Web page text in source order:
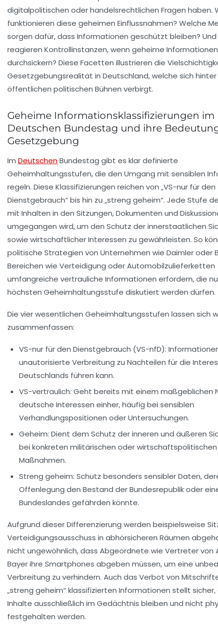
digitalpolitischen oder handelsrechtlichen Fragen haben.
funktionieren diese geheimen Einflussnahmen? Welche
sorgen dafür, dass Informationen geschützt bleiben? Und
reagieren Kontrollinstanzen, wenn geheime Informationen
durchsickern? Diese Facetten illustrieren die
Gesetzgebungsrealität in Deutschland, welche sich
öffentlichen politischen Bühnen verbirgt.
Geheime Informationsklassifizierungen im
Deutschen Bundestag und ihre
Gesetzgebung
Im DeutschenBundestag gibt es klar definierte
Geheimhaltungsstufen, die den Umgang mit sensiblen
regeln. Diese Klassifizierungen reichen von „VS-nur für den
Dienstgebrauch“ bis hin zu „streng geheim“. Jede Stufe
mit Inhalten in den Sitzungen, Dokumenten und
umgegangen wird, um den Schutz der innerstaatlichen
sowie wirtschaftlicher Interessen zu gewährleisten. So
politische Strategien von Unternehmen wie Daimler oder
Bereichen wie Verteidigung oder Automobilzulieferketten
umfangreiche vertrauliche Informationen erfordern, die
höchsten Geheimhaltungsstufe diskutiert werden dürfen.
Die vier wesentlichen Geheimhaltungsstufen lassen sich
zusammenfassen:
VS-nur für den Dienstgebrauch (VS-nfD):
unautorisierte Verbreitung zu Nachteilen für die
Deutschlands führen kann.
VS-vertraulich: Geht bereits mit einem maßgeblichen
deutsche Interessen einher, häufig bei sensiblen
Verhandlungspositionen oder Untersuchungen.
Geheim: Dient dem Schutz der inneren und äußeren
bei konkreten militärischen oder wirtschaftspolitischen
Maßnahmen.
Streng geheim: Schutz besonders sensibler Daten,
Offenlegung den Bestand der Bundesrepublik oder
Bundeslandes gefährden könnte.
Aufgrund dieser Differenzierung werden beispielsweise
Verteidigungsausschuss in abhörsicheren Räumen
nicht ungewöhnlich, dass Abgeordnete wie Vertreter von
Bayer ihre Smartphones abgeben müssen, um eine
Verbreitung zu verhindern. Auch das Verbot von
„streng geheim“ klassifizierten Informationen stellt
Inhalte ausschließlich im Gedächtnis bleiben und nicht
festgehalten werden.